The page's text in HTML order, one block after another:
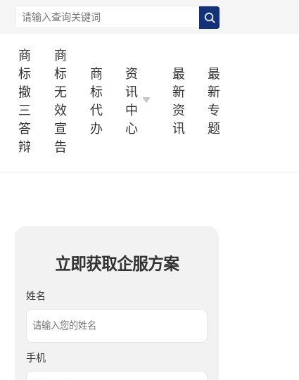
商
标
撤
三
答
辩
商
标
无
效
宣
告
商
标
代
办
资
讯
中
心
最
新
资
讯
最
新
专
题
立即获取企服方案
姓名
手机